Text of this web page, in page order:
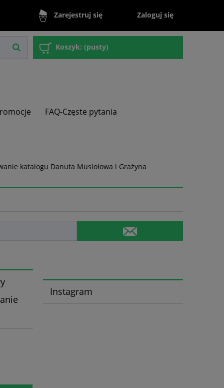
Zarejestruj się Zaloguj się
Koszyk: (pusty)
FAQ-Częste pytania
katalogu Danuta Musiołowa i Grażyna
Instagram